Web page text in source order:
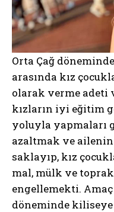
Orta Çağ
arasında kız
olarak verme adeti
kızların iyi eğitim
yoluyla yapmaları
azaltmak ve
saklayıp, kız
mal, mülk ve
engellemekti. Amaç
döneminde